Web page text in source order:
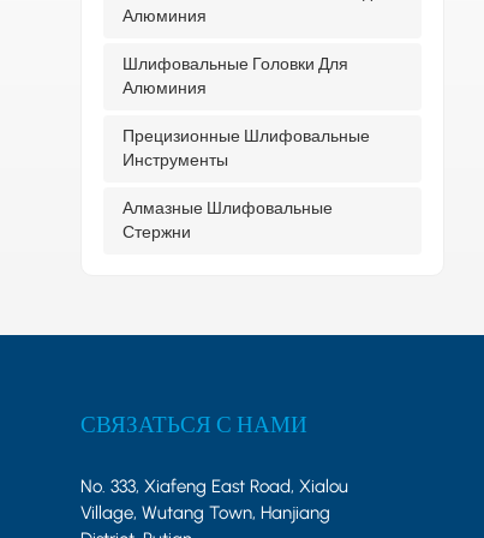
Алюминия
Шлифовальные Головки Для
Алюминия
Прецизионные Шлифовальные
Инструменты
Алмазные Шлифовальные
Стержни
СВЯЗАТЬСЯ С НАМИ
No. 333, Xiafeng East Road, Xialou
Village, Wutang Town, Hanjiang